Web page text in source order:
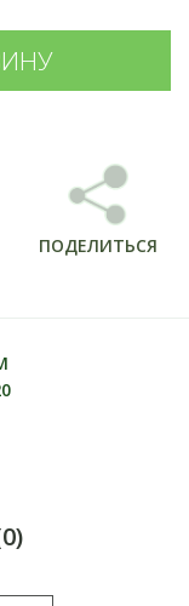
ПОДЕЛИТЬСЯ